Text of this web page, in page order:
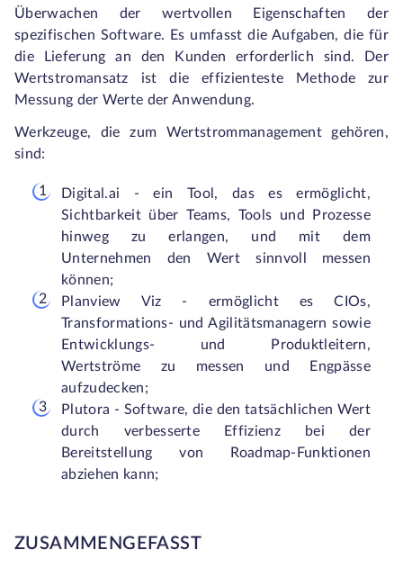
Überwachen der wertvollen Eigenschaften der
spezifischen Software. Es umfasst die Aufgaben, die für
die Lieferung an den Kunden erforderlich sind. Der
Wertstromansatz ist die effizienteste Methode zur
Messung der Werte der Anwendung.
Werkzeuge, die zum Wertstrommanagement gehören,
sind:
Digital.ai - ein Tool, das es ermöglicht,
Sichtbarkeit über Teams, Tools und Prozesse
hinweg zu erlangen, und mit dem
Unternehmen den Wert sinnvoll messen
können;
Planview Viz - ermöglicht es CIOs,
Transformations- und Agilitätsmanagern sowie
Entwicklungs- und Produktleitern,
Wertströme zu messen und Engpässe
aufzudecken;
Plutora - Software, die den tatsächlichen Wert
durch verbesserte Effizienz bei der
Bereitstellung von Roadmap-Funktionen
abziehen kann;
ZUSAMMENGEFASST